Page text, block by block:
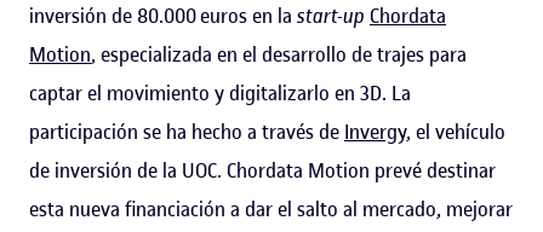
inversión de 80.000 euros en la start-up Chordata
Motion, especializada en el desarrollo de trajes para
captar el movimiento y digitalizarlo en 3D. La
participación se ha hecho a través de Invergy, el vehículo
de inversión de la UOC. Chordata Motion prevé destinar
esta nueva financiación a dar el salto al mercado, mejorar